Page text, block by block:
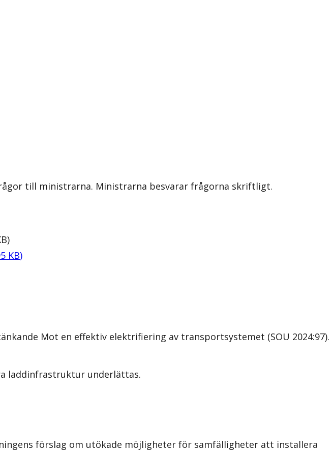
till ministrarna. Ministrarna besvarar frågorna skriftligt.
)
KB)
Mot en effektiv elektrifiering av transportsystemet (SOU 2024:97).
laddinfrastruktur underlättas.
förslag om utökade möjligheter för samfälligheter att installera